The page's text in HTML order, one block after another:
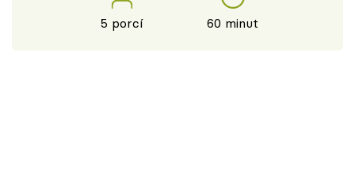
5 porcí 60 minut